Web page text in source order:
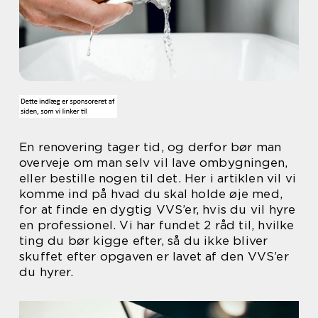
En renovering tager tid, og derfor bør man
overveje om man selv vil lave ombygningen,
eller bestille nogen til det. Her i artiklen vil vi
komme ind på hvad du skal holde øje med,
for at finde en dygtig VVS’er, hvis du vil hyre
en professionel. Vi har fundet 2 råd til, hvilke
ting du bør kigge efter, så du ikke bliver
skuffet efter opgaven er lavet af den VVS’er
du hyrer.